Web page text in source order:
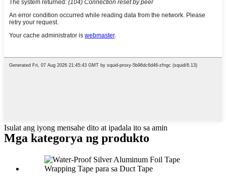
Isulat ang iyong mensahe dito at ipadala ito sa amin
Mga kategorya ng produkto